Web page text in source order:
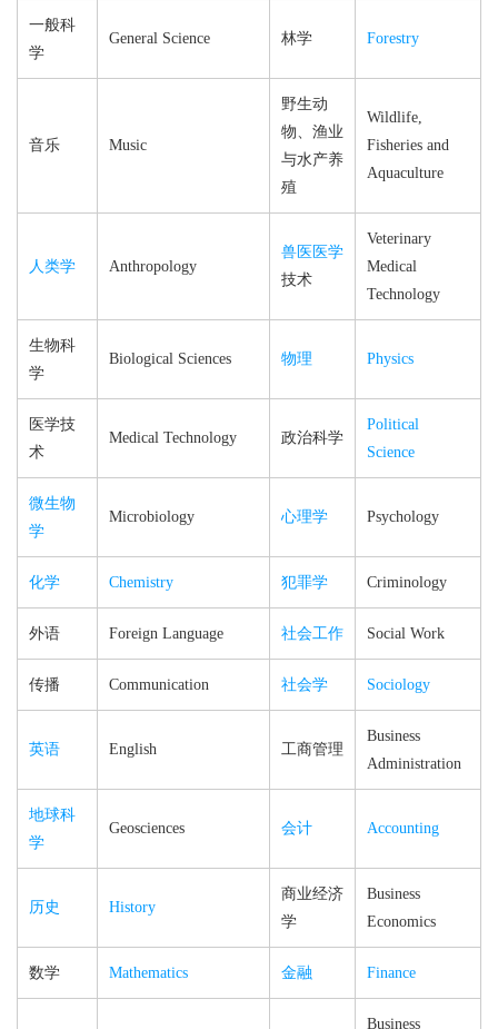
一般科
学
General Science 林学 Forestry
音乐 Music
野生动
物、渔业
与水产养
殖
Wildlife,
Fisheries and
Aquaculture
人类学 Anthropology
兽医 医学
技术
Veterinary
Medical
Technology
生物科
学
Biological Sciences 物理 Physics
医学技
术
Medical Technology 政治科学
Political
Science
微生物
学
Microbiology 心理学 Psychology
化学 Chemistry 犯罪学 Criminology
外语 Foreign Language 社会工作 Social Work
传播 Communication 社会学 Sociology
英语 English 工商管理
Business
Administration
地球科
学
Geosciences 会计 Accounting
历史 History
商业经济
学
Business
Economics
数学 Mathematics 金融 Finance
Business